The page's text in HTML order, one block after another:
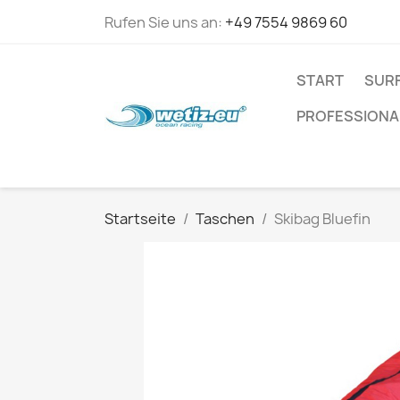
Rufen Sie uns an: +49 7554 9869 60
START
Startseite Taschen Skibag Bluefin